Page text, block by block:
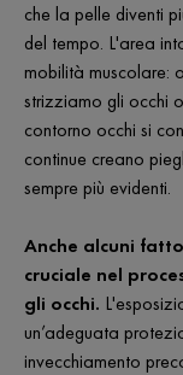
che la pelle diventi
del tempo. L'area
mobilità muscolare:
strizziamo gli occhi
contorno occhi si
continue creano
sempre più evidenti.
Anche alcuni
cruciale nel
gli occhi.
un’adeguata
invecchiamento